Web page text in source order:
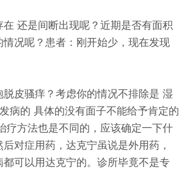
还是间断出现呢？近期是否有面积
况呢？患者：刚开始少，现在发现
皮骚痒？考虑你的情况不排除是 湿
病的 具体的没有面子不能给予肯定的
疗方法也是不同的，应该确定一下什
对症用药，达克宁虽说是外用药，
可以用达克宁的。诊所毕竟不是专